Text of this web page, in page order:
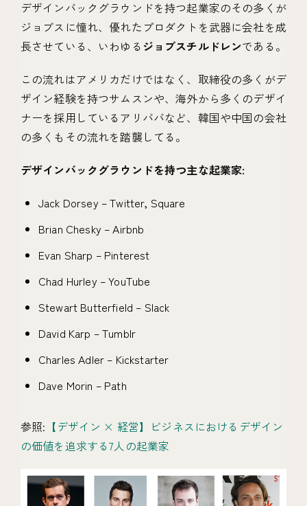
デザインバックグラウンドを持つ起業家のその多くが
ジョブスに憧れ、優れたプロダクトを武器に会社を成
長させている、いわゆる ジョブスチルドレンである。
この流れはアメリカだけではなく、取締役の多くがデ
ザイン経験を持つサムスンや、海外から多くのデザイ
ナーを採用しているアリババなど、韓国や中国の会社
の多くもその流れを踏襲してる。
デザインバックグラウンドを持つ主な起業家:
Jack Dorsey – Twitter, Square
Brian Chesky – Airbnb
Evan Sharp – Pinterest
Chad Hurley – YouTube
Stewart Butterfield – Slack
David Karp – Tumblr
Charles Adler – Kickstarter
Dave Morin – Path
参照: 【デザイン × 経営】ビジネスにおけるデザイン
の価値を追求する7人の起業家